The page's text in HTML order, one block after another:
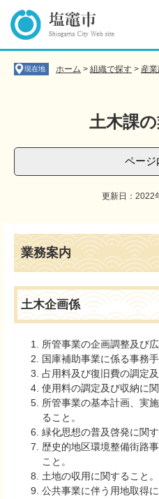
の
ー
現在地 ホーム > 組織で探す > 産
土木課
ページ
更新日：2022
​​業務案内
土木企画係
所管事業の企画調整及び
国庫補助事業に係る事務
占用料及び復旧費の調定
使用料の調定及び収納に関
所管事業の基本計画、実
ること。
緑化思想の普及啓発に関す
歴史的地区環境整備街路
こと。
土地の収用に関すること。
公共事業に伴う用地取得